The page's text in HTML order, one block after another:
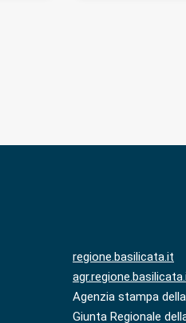
regione.basilicata.it
Agenzia stampa della
Giunta Regionale